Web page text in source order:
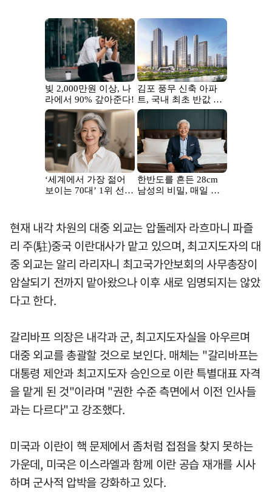
현재 내각 차원의 대중 외교는 압돌레자 라흐마니 파즐
리 주(駐)중국 이란대사가 맡고 있으며, 최고지도자의 대
중 외교는 알리 라리자니 최고국가안보회의 사무총장이
암살되기 전까지 맡아왔으나 이후 새로 임명되지는 않았
다고 한다.
갈리바프 의장은 내각과 군, 최고지도자실을 아우르며
대중 외교를 총괄할 것으로 보인다. 매체는 "갈리바프는
대통령 제안과 최고지도자 승인으로 이란 특별대표 자격
을 맡게 된 것"이라며 "권한 수준 측면에서 이전 인사들
과는 다르다"고 강조했다.
미국과 이란이 핵 문제에서 좀처럼 접점을 찾지 못하는
가운데, 미국은 이스라엘과 함께 이란 공습 재개를 시사
하며 군사적 압박을 강화하고 있다.